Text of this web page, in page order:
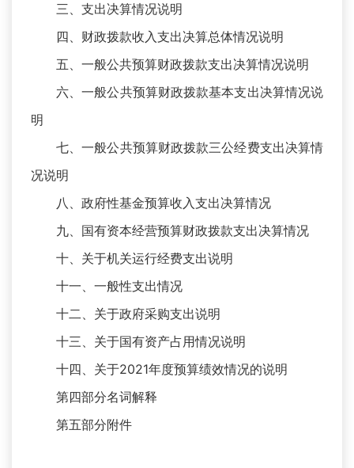
三、支出决算情况说明
四、财政拨款收入支出决算总体情况说明
五、一般公共预算财政拨款支出决算情况说明
六、一般公共预算财政拨款基本支出决算情况说
明
七、一般公共预算财政拨款三公经费支出决算情
况说明
八、政府性基金预算收入支出决算情况
九、国有资本经营预算财政拨款支出决算情况
十、关于机关运行经费支出说明
十一、一般性支出情况
十二、关于政府采购支出说明
十三、关于国有资产占用情况说明
十四、关于2021年度预算绩效情况的说明
第四部分名词解释
第五部分附件